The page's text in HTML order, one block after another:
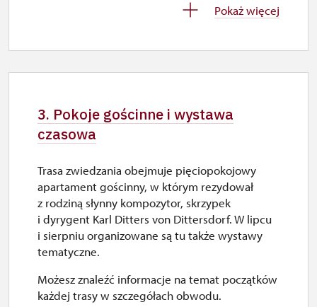
5. 12.-6. 12.
9.00 – 15.00
zamknięte
2027
1. 1.-24. 3.
Pokaż więcej
3. Pokoje gościnne i wystawa
czasowa
Trasa zwiedzania obejmuje pięciopokojowy
apartament gościnny, w którym rezydował
z rodziną słynny kompozytor, skrzypek
i dyrygent Karl Ditters von Dittersdorf. W lipcu
i sierpniu organizowane są tu także wystawy
tematyczne.
Możesz znaleźć informacje na temat początków
każdej trasy w szczegółach obwodu.